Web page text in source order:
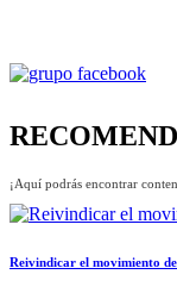
¡Aquí podrás encontrar
Reivindicar el movimiento